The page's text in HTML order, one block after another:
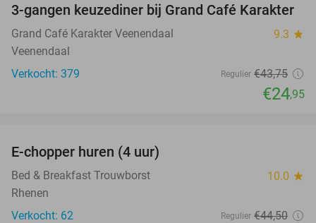
43%
3-gangen keuzediner bij Grand Café Karakter
Grand Café Karakter Veenendaal 9.3 star
Veenendaal
Verkocht: 379
Regulier €43,75
€24,95
E-chopper huren (4 uur)
Bed & Breakfast Trouwborst 10.0 star
Rhenen
Verkocht: 62
Regulier €44,50